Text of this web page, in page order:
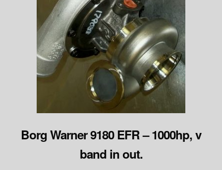
Borg Warner 9180 EFR – 1000hp, v
band in out.